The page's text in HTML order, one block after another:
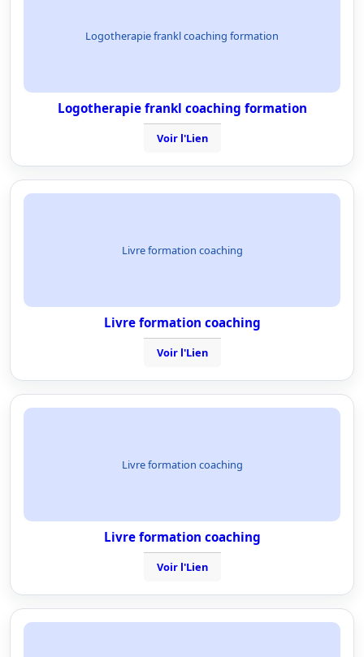
Logotherapie frankl coaching formation
Logotherapie frankl coaching formation
Voir l'Lien
Livre formation coaching
Livre formation coaching
Voir l'Lien
Livre formation coaching
Livre formation coaching
Voir l'Lien